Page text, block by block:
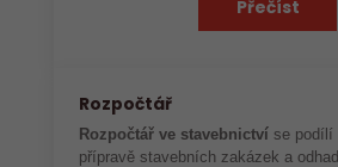
Přečíst
Rozpočtář
Rozpočtář ve stavebnictví se podílí
přípravě stavebních zakázek a